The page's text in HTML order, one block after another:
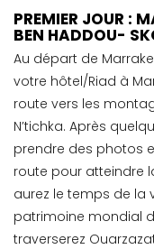
PREMIER JOUR :
BEN HADDOU-
Au départ de
votre hôtel/Riad à
route vers les
N’tichka. Après
prendre des photos
route pour atteindre
aurez le temps de la
patrimoine mondial
traverserez